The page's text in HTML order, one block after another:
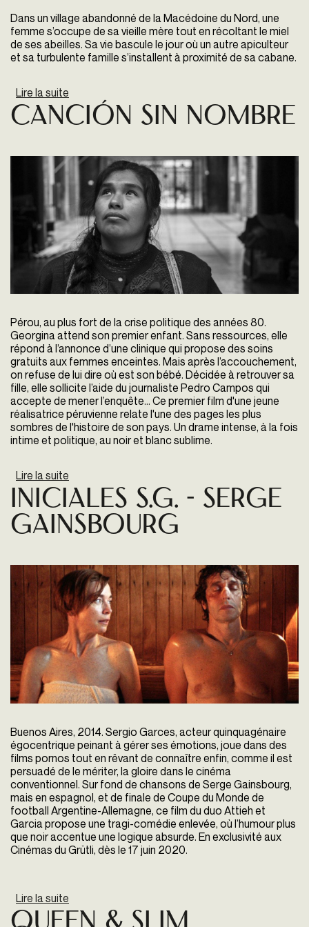
Dans un village abandonné de la Macédoine du Nord, une
femme s’occupe de sa vieille mère tout en récoltant le miel
de ses abeilles. Sa vie bascule le jour où un autre apiculteur
et sa turbulente famille s’installent à proximité de sa cabane.
Lire la suite
Canción sin nombre
Pérou, au plus fort de la crise politique des années 80.
Georgina attend son premier enfant. Sans ressources, elle
répond à l’annonce d’une clinique qui propose des soins
gratuits aux femmes enceintes. Mais après l’accouchement,
on refuse de lui dire où est son bébé. Décidée à retrouver sa
fille, elle sollicite l’aide du journaliste Pedro Campos qui
accepte de mener l’enquête... Ce premier film d'une jeune
réalisatrice péruvienne relate l'une des pages les plus
sombres de l'histoire de son pays. Un drame intense, à la fois
intime et politique, au noir et blanc sublime.
Lire la suite
Iniciales S.G. - Serge
Gainsbourg
Buenos Aires, 2014. Sergio Garces, acteur quinquagénaire
égocentrique peinant à gérer ses émotions, joue dans des
films pornos tout en rêvant de connaître enfin, comme il est
persuadé de le mériter, la gloire dans le cinéma
conventionnel. Sur fond de chansons de Serge Gainsbourg,
mais en espagnol, et de finale de Coupe du Monde de
football Argentine-Allemagne, ce film du duo Attieh et
Garcia propose une tragi-comédie enlevée, où l’humour plus
que noir accentue une logique absurde. En exclusivité aux
Cinémas du Grütli, dès le 17 juin 2020.
Lire la suite